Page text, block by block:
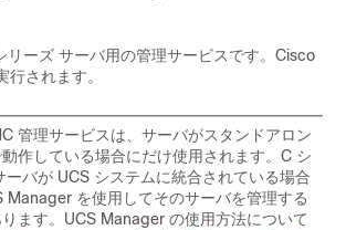
リーズ サーバ用の管理サービスです。 Cisco
行されます。
管理サービスは、サーバがスタンドアロン
作している場合にだけ使用されます。C シ
ーバが UCS システムに統合されている場合
Manager を使用してそのサーバを管理する
ます。UCS Manager の使用方法について